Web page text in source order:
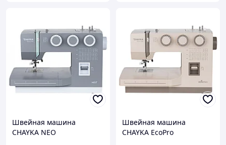
Швейная машина
CHAYKA NEO
Швейная машина
CHAYKA EcoPro